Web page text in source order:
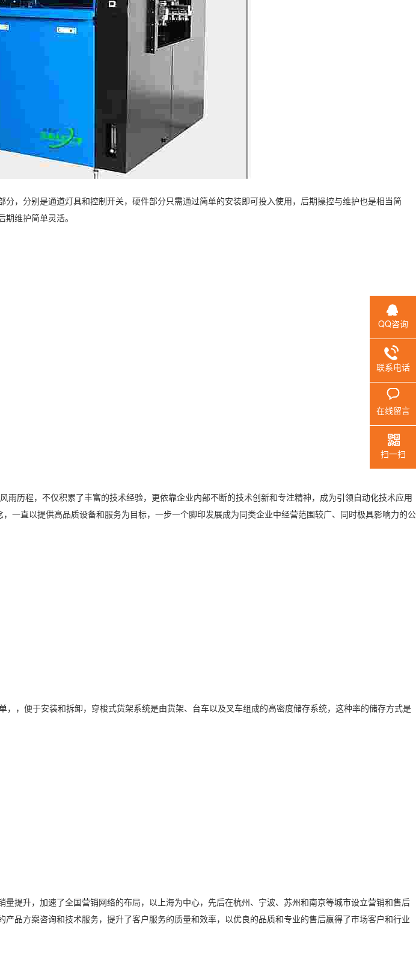
，分别是通道灯具和控制开关，硬件部分只需通过简单的安装即可投入使用，后期操控与维护也是相当简
维护简单灵活。
雨历程，不仅积累了丰富的技术经验，更依靠企业内部不断的技术创新和专注精神，成为引领自动化技术应用
一直以提供高品质设备和服务为目标，一步一个脚印发展成为同类企业中经营范围较广、同时极具影响力的公
，便于安装和拆卸，穿梭式货架系统是由货架、台车以及叉车组成的高密度储存系统，这种率的储存方式是
提升，加速了全国营销网络的布局，以上海为中心，先后在杭州、宁波、苏州和南京等城市设立营销和售后
品方案咨询和技术服务，提升了客户服务的质量和效率，以优良的品质和专业的售后赢得了市场客户和行业
QQ咨询
联系电话
在线留言
扫一扫